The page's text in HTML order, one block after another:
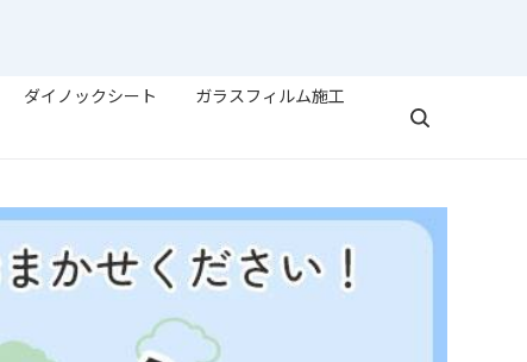
ダイノックシート
ガラスフィルム施工